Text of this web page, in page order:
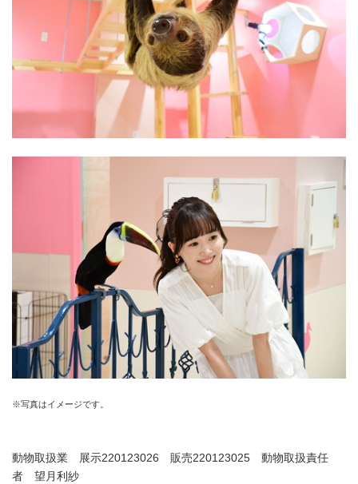
※写真はイメージです。
動物取扱業 展示220123026 販売220123025 動物取扱責任
者 望月利紗